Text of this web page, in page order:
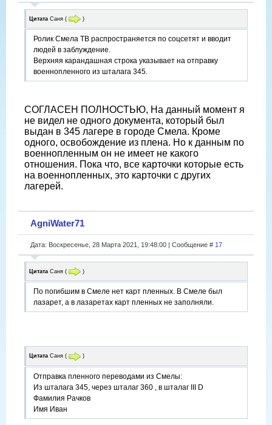
Цитата Саня ( )
Ролик Смела ТВ распространяется по соцсетят и вводит
людей в заблуждение.
Верхняя карандашная строка указывает на отправку
военнопленного из шталага 345.
СОГЛАСЕН ПОЛНОСТЬЮ, На данный момент я
не видел не одного документа, который был
выдан в 345 лагере в городе Смела. Кроме
одного, освобождение из плена. Но к данным по
военнопленным он не имеет не какого
отношения. Пока что, все карточки которые есть
на военнопленных, это карточки с других
лагерей.
AgniWater71
Дата: Воскресенье, 28 Марта 2021, 19:48:00 | Сообщение # 17
Цитата Саня ( )
По погибшим в Смеле нет карт пленных. В Смеле был
лазарет, а в лазаретах карт пленных не заполняли.
Цитата Саня ( )
Отправка пленного переводами из Смелы:
Из шталага 345, через шталаг 360 , в шталаг III D
Фамилия Рачков
Имя Иван